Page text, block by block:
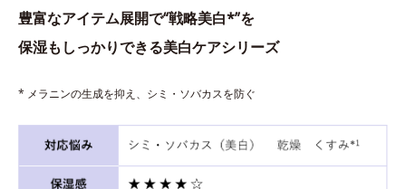
豊富なアイテム展開で“戦略美白*”を
保湿もしっかりできる美白ケアシリーズ
* メラニンの生成を抑え、シミ・ソバカスを防ぐ